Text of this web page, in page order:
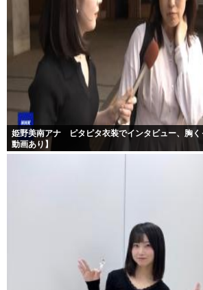
姫野美南アナ ピタピタ衣装でインタビュー、胸く
動画あり】